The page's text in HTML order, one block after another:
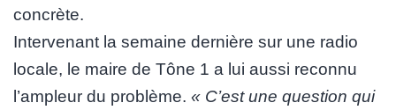
concrète.
Intervenant la semaine dernière sur une radio
locale, le maire de Tône 1 a lui aussi reconnu
l’ampleur du problème. « C’est une question qui